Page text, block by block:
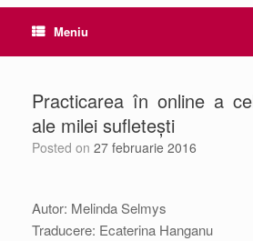
Meniu
Practicarea în online a
ale milei sufletești
Posted on 27 februarie 2016
Autor: Melinda Selmys
Traducere: Ecaterina Hanganu